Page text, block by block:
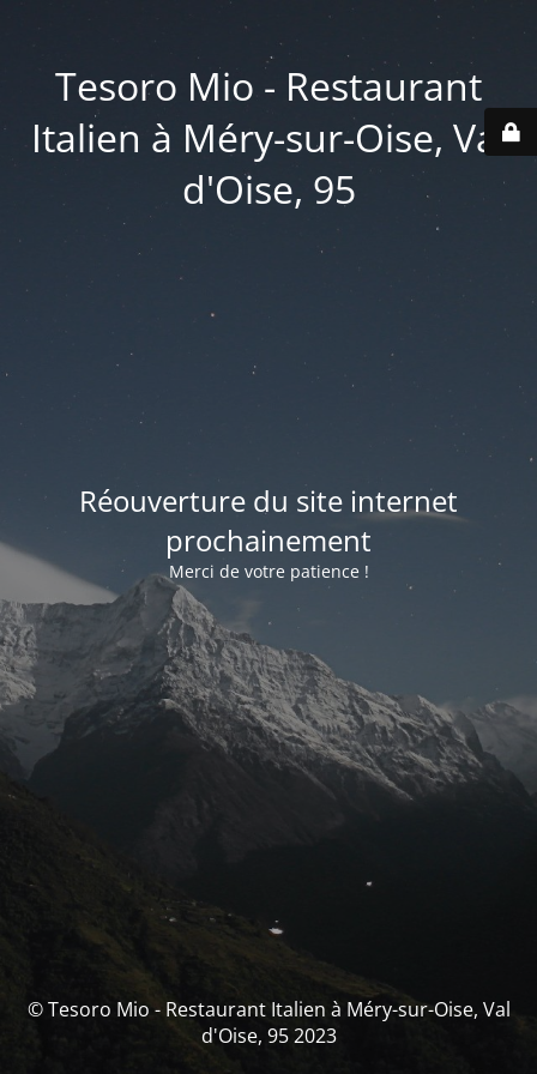
Tesoro Mio - Restaurant
Italien à Méry-sur-Oise, Val
d'Oise, 95
Réouverture du site internet
prochainement
Merci de votre patience !
© Tesoro Mio - Restaurant Italien à Méry-sur-Oise, Val
d'Oise, 95 2023